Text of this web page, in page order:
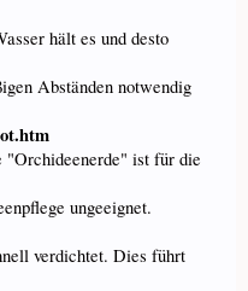
hält es und desto
Abständen notwendig
"Orchideenerde" ist für die
ungeeignet.
verdichtet. Dies führt